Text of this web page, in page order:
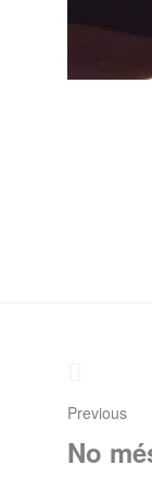
Previous
No